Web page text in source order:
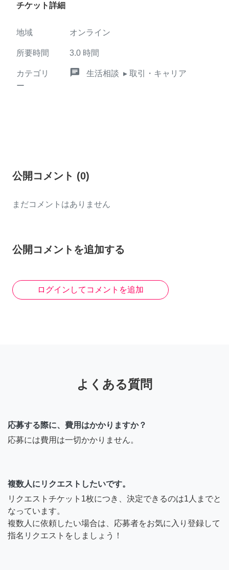
チケット詳細
地域 オンライン
所要時間 3.0 時間
カテゴリ
ー
chat 生活相談 ▸ 取引・キャリア
公開コメント (0)
まだコメントはありません
公開コメントを追加する
ログインしてコメントを追加
よくある質問
応募する際に、費用はかかりますか？
応募には費用は一切かかりません。
複数人にリクエストしたいです。
リクエストチケット1枚につき、決定できるのは1人までと
なっています。
複数人に依頼したい場合は、応募者をお気に入り登録して
指名リクエストをしましょう！